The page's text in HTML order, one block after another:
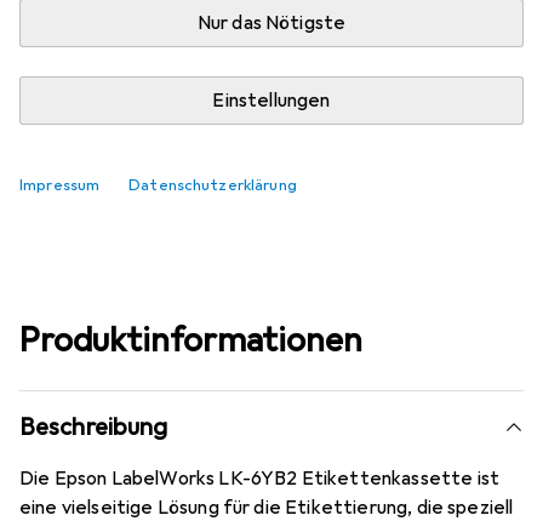
Nur das Nötigste
Einstellungen
Impressum Datenschutzerklärung
Lieferort angeben für genaue Lieferzeit
In den Warenkorb
Produktinformationen
Beschreibung
Die Epson LabelWorks LK-6YB2 Etikettenkassette ist
eine vielseitige Lösung für die Etikettierung, die speziell